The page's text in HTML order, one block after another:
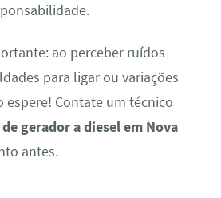
ao perceber ruídos
para ligar ou variações
espere! Contate um técnico
gerador a diesel em Nova
antes.